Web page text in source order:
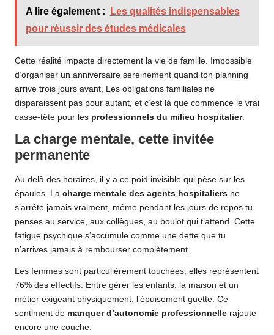
A lire également :
Les qualités indispensables
pour réussir des études médicales
Cette réalité impacte directement la vie de famille. Impossible
d’organiser un anniversaire sereinement quand ton planning
arrive trois jours avant, Les obligations familiales ne
disparaissent pas pour autant, et c’est là que commence le vrai
casse-tête pour les professionnels du milieu hospitalier.
La charge mentale, cette invitée
permanente
Au delà des horaires, il y a ce poid invisible qui pèse sur les
épaules. La charge mentale des agents hospitaliers ne
s’arrête jamais vraiment, même pendant les jours de repos tu
penses au service, aux collègues, au boulot qui t’attend. Cette
fatigue psychique s’accumule comme une dette que tu
n’arrives jamais à rembourser complètement.
Les femmes sont particulièrement touchées, elles représentent
76% des effectifs. Entre gérer les enfants, la maison et un
métier exigeant physiquement, l’épuisement guette. Ce
sentiment de manquer d’autonomie professionnelle rajoute
encore une couche.